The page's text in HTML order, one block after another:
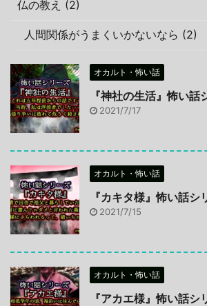
仏の教え (2)
人間関係がうまくいかないなら (2)
オカルト・怖い話
『神社の生活』怖い話
2021/7/17
オカルト・怖い話
『カキタ様』怖い話シ
2021/7/15
オカルト・怖い話
『アカエ様』怖い話シ